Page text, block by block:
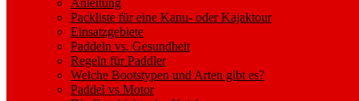
sub
menu
Anleitung
Packliste für eine Kanu- oder Kajaktour
Einsatzgebiete
Paddeln vs. Gesundheit
Regeln für Paddler
Welche Bootstypen und Arten gibt es?
Paddel vs Motor